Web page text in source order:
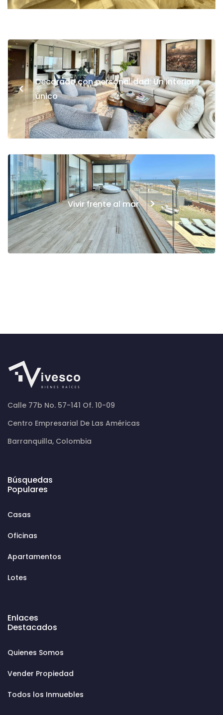
<
Decorado con personalidad: Un interior
único
Vivir frente al mar >
Calle 77b No. 57-141 Of. 10-09
Centro Empresarial De Las Américas
Barranquilla, Colombia
Búsquedas
Populares
Casas
Oficinas
Apartamentos
Lotes
Enlaces
Destacados
Quienes Somos
Vender Propiedad
Todos los Inmuebles